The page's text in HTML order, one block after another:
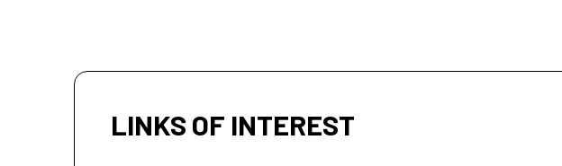
LINKS OF INTEREST